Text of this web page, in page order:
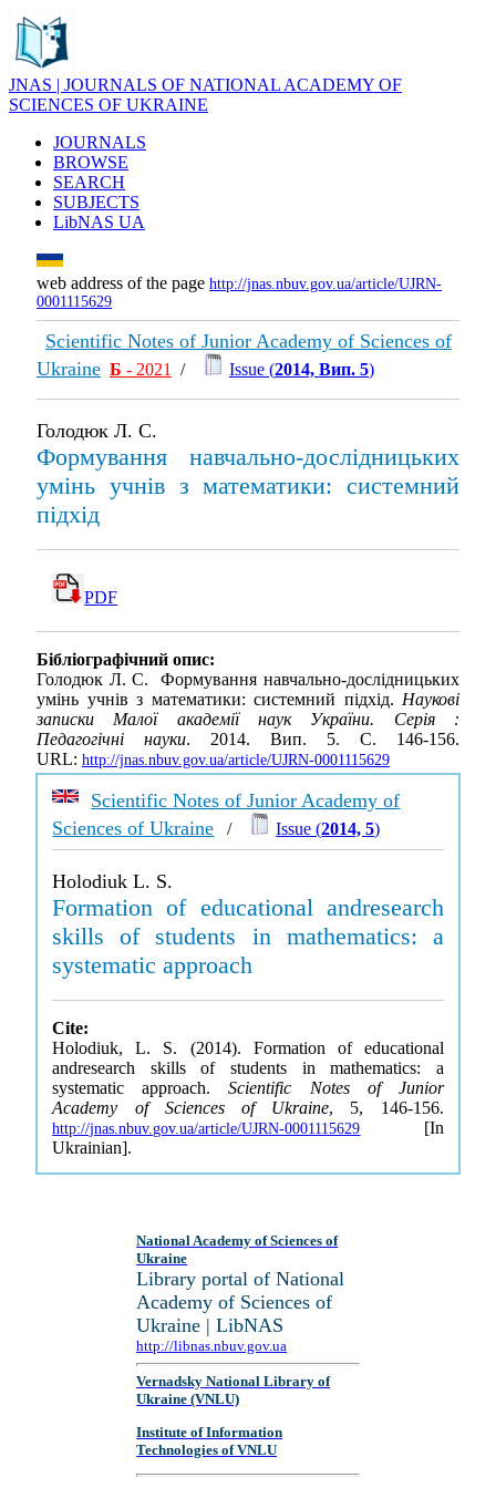
JNAS | JOURNALS OF NATIONAL ACADEMY OF
SCIENCES OF UKRAINE
JOURNALS
BROWSE
SEARCH
SUBJECTS
LibNAS UA
web address of the page http://jnas.nbuv.gov.ua/article/UJRN-
0001115629
Scientific Notes of Junior Academy of Sciences of
Ukraine Б - 2021 / Issue (2014, Вип. 5)
Голодюк Л. С.
Формування навчально-дослідницьких
умінь учнів з математики: системний
підхід
PDF
Бібліографічний опис:
Голодюк Л. С. Формування навчально-дослідницьких
умінь учнів з математики: системний підхід. Наукові
записки Малої академії наук України. Серія :
Педагогічні науки. 2014. Вип. 5. С. 146-156.
URL: http://jnas.nbuv.gov.ua/article/UJRN-0001115629
Scientific Notes of Junior Academy of
Sciences of Ukraine / Issue (2014, 5)
Holodiuk L. S.
Formation of educational andresearch
skills of students in mathematics: a
systematic approach
Cite:
Holodiuk, L. S. (2014). Formation of educational
andresearch skills of students in mathematics: a
systematic approach.Scientific Notes of Junior
Academy of Sciences of Ukraine, 5, 146-156.
http://jnas.nbuv.gov.ua/article/UJRN-0001115629 [In
Ukrainian].
National Academy of Sciences of
Ukraine
Library portal of National
Academy of Sciences of
Ukraine | LibNAS
http://libnas.nbuv.gov.ua
Vernadsky National Library of
Ukraine (VNLU)
Institute of Information
Technologies of VNLU